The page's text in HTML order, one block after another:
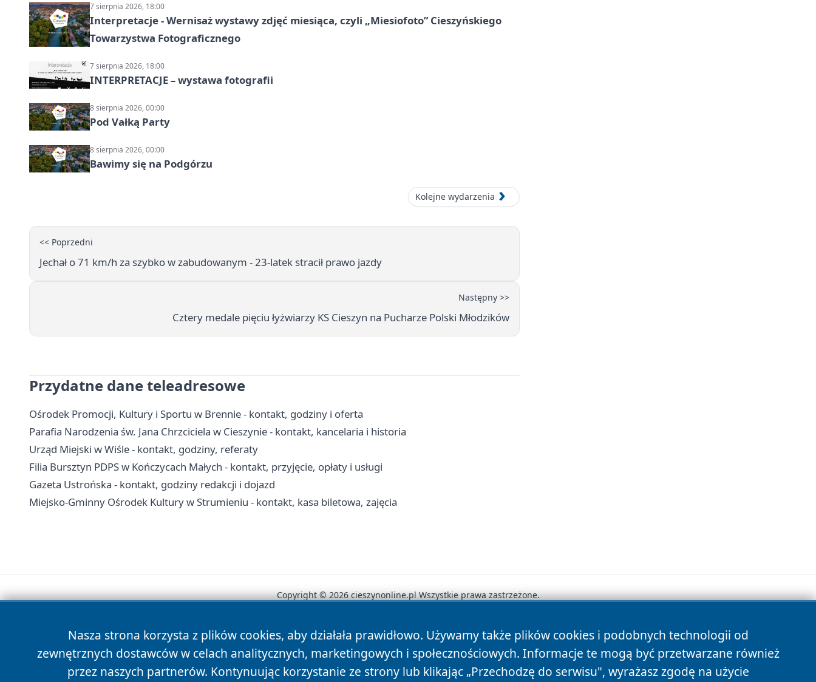
7 sierpnia 2026, 18:00
Interpretacje - Wernisaż wystawy zdjęć miesiąca, czyli „Miesiofoto” Cieszyńskiego
Towarzystwa Fotograficznego
7 sierpnia 2026, 18:00
INTERPRETACJE – wystawa fotografii
8 sierpnia 2026, 00:00
Pod Vałką Party
8 sierpnia 2026, 00:00
Bawimy się na Podgórzu
Kolejne wydarzenia
<< Poprzedni
Jechał o 71 km/h za szybko w zabudowanym - 23-latek stracił prawo jazdy
Następny >>
Cztery medale pięciu łyżwiarzy KS Cieszyn na Pucharze Polski Młodzików
Przydatne dane teleadresowe
Ośrodek Promocji, Kultury i Sportu w Brennie - kontakt, godziny i oferta
Parafia Narodzenia św. Jana Chrzciciela w Cieszynie - kontakt, kancelaria i historia
Urząd Miejski w Wiśle - kontakt, godziny, referaty
Filia Bursztyn PDPS w Kończycach Małych - kontakt, przyjęcie, opłaty i usługi
Gazeta Ustrońska - kontakt, godziny redakcji i dojazd
Miejsko-Gminny Ośrodek Kultury w Strumieniu - kontakt, kasa biletowa, zajęcia
Nasza strona korzysta z plików cookies, aby działała prawidłowo. Używamy także plików cookies i podobnych technologii od
zewnętrznych dostawców w celach analitycznych, marketingowych i społecznościowych. Informacje te mogą być przetwarzane również
przez naszych partnerów. Kontynuując korzystanie ze strony lub klikając „Przechodzę do serwisu", wyrażasz zgodę na użycie
Copyright © 2026 cieszynonline.pl Wszystkie prawa zastrzeżone.
News Autorzy Polityka Prywatności Polityka Cookies